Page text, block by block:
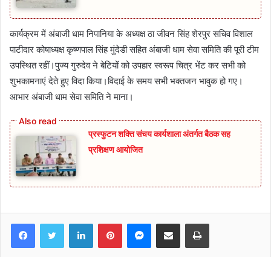
कार्यक्रम में अंबाजी धाम निपानिया के अध्यक्ष ठा जीवन सिंह शेरपुर सचिव विशाल
पाटीदार कोषाध्यक्ष कृष्णपाल सिंह मुंदेडी सहित अंबाजी धाम सेवा समिति की पूरी टीम
उपस्थित रहीं।पुज्य गुरुदेव ने बेटियों को उपहार स्वरूप चित्र भेंट कर सभी को
शुभकामनाएं देते हुए विदा किया।विदाई के समय सभी भक्तजन भावुक हो गए।
आभार अंबाजी धाम सेवा समिति ने माना।
प्रस्फुटन शक्ति संचय कार्यशाला अंतर्गत बैठक सह
प्रशिक्षण आयोजित
FacebookTwitter LinkedInPinterestMessenger
Share via Email Print